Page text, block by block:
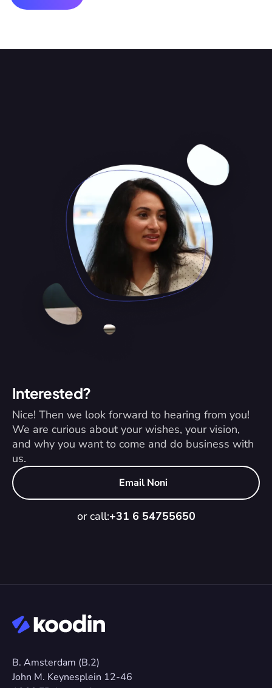
Interested?
Nice! Then we look forward to hearing from you!
We are curious about your wishes, your vision,
and why you want to come and do business with
us.
Email Noni
or call:+31 6 54755650
B. Amsterdam (B.2)
John M. Keynesplein 12-46